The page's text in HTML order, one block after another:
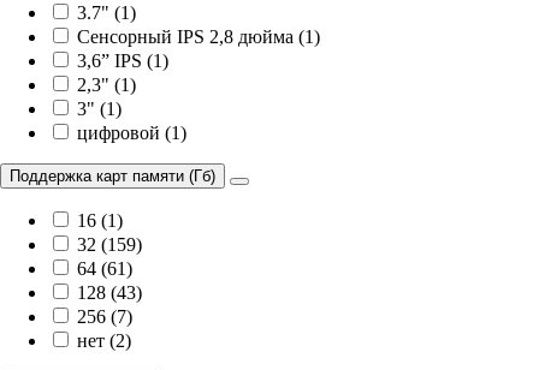
3.7" (1)
Сенсорный IPS 2,8 дюйма (1)
3,6” IPS (1)
2,3" (1)
3" (1)
цифровой (1)
Поддержка карт памяти (Гб)
16 (1)
32 (159)
64 (61)
128 (43)
256 (7)
нет (2)